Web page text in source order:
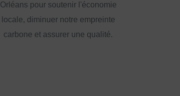
Orléans pour soutenir l'économie
locale, diminuer notre empreinte
carbone et assurer une qualité.